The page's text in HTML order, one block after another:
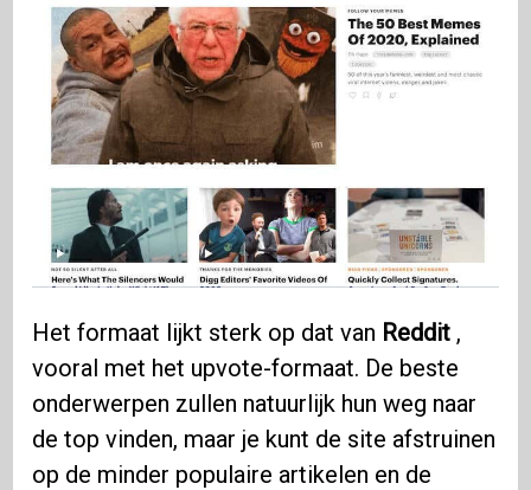
Het formaat lijkt sterk op dat van Reddit ,
vooral met het upvote-formaat. De beste
onderwerpen zullen natuurlijk hun weg naar
de top vinden, maar je kunt de site afstruinen
op de minder populaire artikelen en de